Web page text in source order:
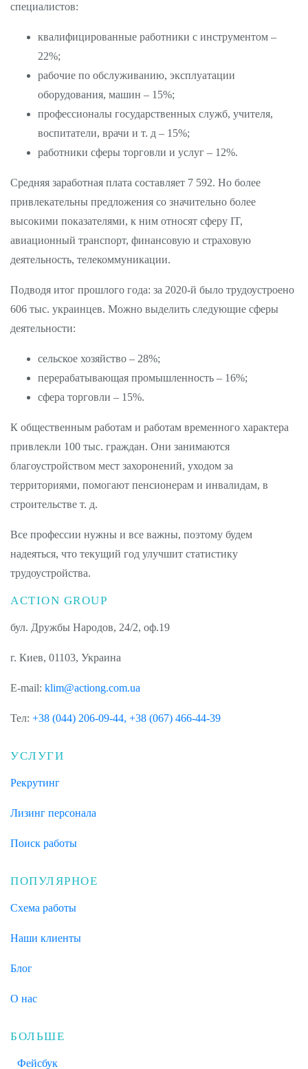
специалистов:
квалифицированные работники с инструментом –
22%;
рабочие по обслуживанию, эксплуатации
оборудования, машин – 15%;
профессионалы государственных служб, учителя,
воспитатели, врачи и т. д – 15%;
работники сферы торговли и услуг – 12%.
Средняя заработная плата составляет 7 592. Но более
привлекательны предложения со значительно более
высокими показателями, к ним относят сферу IT,
авиационный транспорт, финансовую и страховую
деятельность, телекоммуникации.
Подводя итог прошлого года: за 2020-й было трудоустроено
606 тыс. украинцев. Можно выделить следующие сферы
деятельности:
сельское хозяйство – 28%;
перерабатывающая промышленность – 16%;
сфера торговли – 15%.
К общественным работам и работам временного характера
привлекли 100 тыс. граждан. Они занимаются
благоустройством мест захоронений, уходом за
территориями, помогают пенсионерам и инвалидам, в
строительстве т. д.
Все профессии нужны и все важны, поэтому будем
надеяться, что текущий год улучшит статистику
трудоустройства.
ACTION GROUP
бул. Дружбы Народов, 24/2, оф.19
г. Киев, 01103, Украина
E-mail: klim@actiong.com.ua
Тел: +38 (044) 206-09-44, +38 (067) 466-44-39
УСЛУГИ
Рекрутинг
Лизинг персонала
Поиск работы
ПОПУЛЯРНОЕ
Схема работы
Наши клиенты
Блог
О нас
БОЛЬШЕ
Фейсбук